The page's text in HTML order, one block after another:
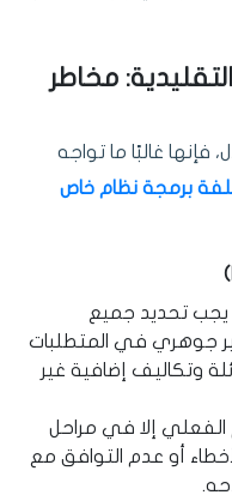
مخاطر
فإنها غالبًا ما تواجه
برمجة نظام خاص
يجب تحديد جميع
جوهري في المتطلبات
وتكاليف إضافية غير
الفعلي إلا في مراحل
أو عدم التوافق مع